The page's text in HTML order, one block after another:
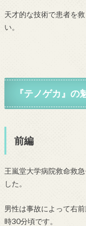
天才的な技術で患者を
い。
『テノゲカ』の
前編
王嵐堂大学病院救命救
した。
男性は事故によって右
時30分頃です。